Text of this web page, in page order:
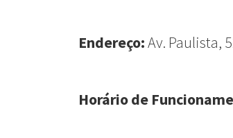
Endereço:Av. Paulista,
Horário de